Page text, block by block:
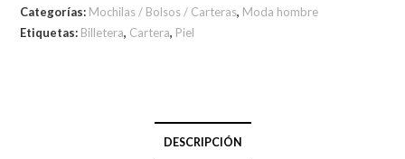
Categorías: Mochilas / Bolsos / Carteras, Moda hombre
Etiquetas: Billetera, Cartera, Piel
DESCRIPCIÓN